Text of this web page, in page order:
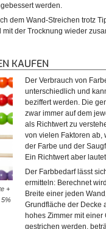
werden.
dem Wand-Streichen trotz
der Trocknung wieder
KAUFEN
+
5%
Der Verbrauch von
unterschiedlich und
beziffert werden. Die
zwar immer auf dem
als Richtwert zu
von vielen Faktoren ab,
der Farbe und der
Ein Richtwert aber
Der Farbbedarf lässt
ermitteln: Berechnet
Breite einer jeden
Grundfläche der Decke
hohes Zimmer mit
gestrichen werden,